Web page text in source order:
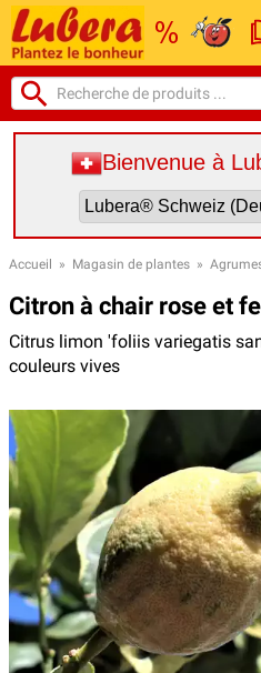
Bienvenue à
Accueil » Magasin de plantes »
Citron à chair rose et
Citrus limon 'foliis variegatis
couleurs vives